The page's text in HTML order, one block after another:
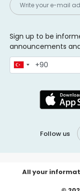
Sign up to be
announcements
Follow us
All your